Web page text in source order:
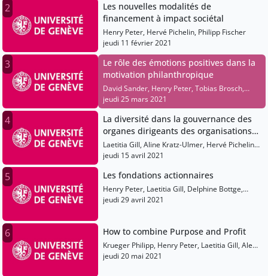
2
Les nouvelles modalités de
financement à impact sociétal
Henry Peter, Hervé Pichelin, Philipp Fischer
jeudi 11 février 2021
3
Le rôle des émotions positives dans la
motivation philanthropique
David Sander, Henry Peter, Tobias Brosch,
Florian Cova, Laetitia Gill
jeudi 25 mars 2021
4
La diversité dans la gouvernance des
organes dirigeants des organisations
non-profit (associations et fondations)
Laetitia Gill, Aline Kratz-Ulmer, Hervé Pichelin,
Aline Freiburghaus
jeudi 15 avril 2021
5 Les fondations actionnaires
Henry Peter, Laetitia Gill, Delphine Bottge,
Marianne Philip, Virginie Seghers, Achim
jeudi 29 avril 2021
6 How to combine Purpose and Profit
Krueger Philipp, Henry Peter, Laetitia Gill, Alex
Edmans, Guido Bolliger, Jean-Pierre Danthine,
jeudi 20 mai 2021